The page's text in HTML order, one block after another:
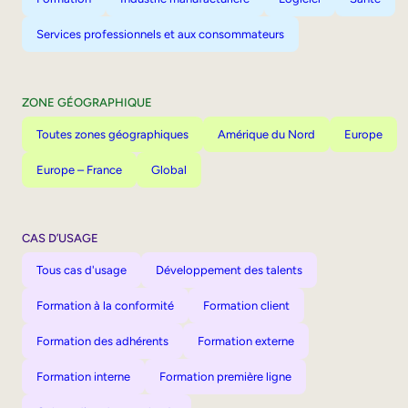
Services professionnels et aux consommateurs
ZONE GÉOGRAPHIQUE
Toutes zones géographiques Amérique du Nord Europe
Europe – France Global
CAS D’USAGE
Tous cas d'usage Développement des talents
Formation à la conformité Formation client
Formation des adhérents Formation externe
Formation interne Formation première ligne